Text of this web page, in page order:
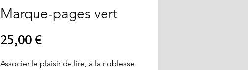
Marque-pages vert
25,00 €Prix
Associer le plaisir de lire, à la noblesse